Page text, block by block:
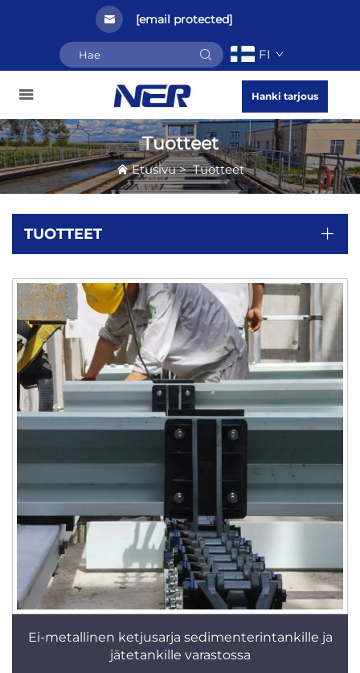
[email protected]
FI
Hanki tarjous
Tuotteet
Etusivu>Tuotteet
TUOTTEET
Ei-metallinen ketjusarja sedimenterintankille ja
jätetankille varastossa